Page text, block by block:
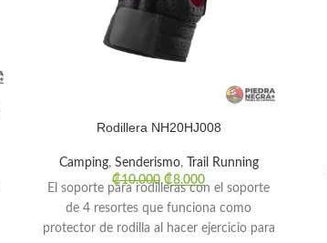
Rodillera NH20HJ008
Camping, Senderismo,
Trail Running
₡10.000 ₡8.000
El soporte para rodilleras con el soporte
de 4 resortes que funciona como
protector de rodilla al hacer ejercicio para